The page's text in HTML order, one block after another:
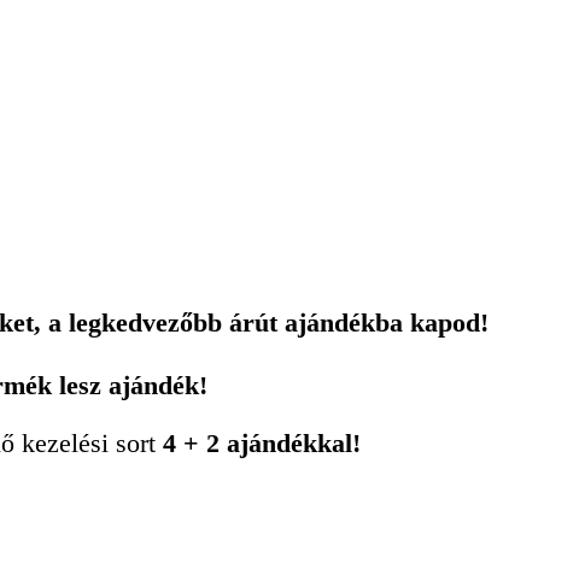
a legkedvezőbb árút ajándékba kapod!
lesz ajándék!
kezelési sort 4 + 2 ajándékkal!